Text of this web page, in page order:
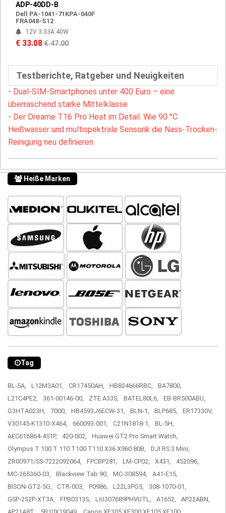
ADP-40DD-B
Dell PA-1041-71KPA-040F
FRA048-S12
12V 3.33A 40W
€ 33.08€ 47.00
Testberichte, Ratgeber und Neuigkeiten
- Dual-SIM-Smartphones unter 400 Euro – eine
überraschend starke Mittelklasse
- Der Dreame T16 Pro Heat im Detail: Wie 90 °C
Heißwasser und multispektrale Sensorik die Nass-Trocken-
Reinigung neu definieren
Heiße Marken
Tag
BL-5A, L12M3A01, CR17450AH, HB824666RBC,
BA7800,
L21C4PE2,
361-00146-00, ZTE A33S, BATEL80L6,
EB-BR500ABU,
G3HTA023H,
7000, HB4593J6ECW-31, BLN-1, BLP685,
ER17330V,
V30145-K1310-X464,
660093-001, C21N1818-1,
BL-5H,
AEC616864-4S1P,
420-002,
Huawei GT2 Pro Smart Watch,
Olympus T 100 T 110 T100 T110 X36 X960 80B,
DJI RS 3 Mini,
ZR00971/SS-7222092064,
FPCBP281, LM-CP02, X431,
452096,
MC-265360-03,
Blackview Tab 90, MC-308594,
A41-E15,
BISON-GT2-5G,
CTR-003, P0986, L22L3PG5,
308-1070-01,
GSP-2S2P-XT3A,
FPB0313S, LiU307689PHVUTL, A1652,
AP22ABN,